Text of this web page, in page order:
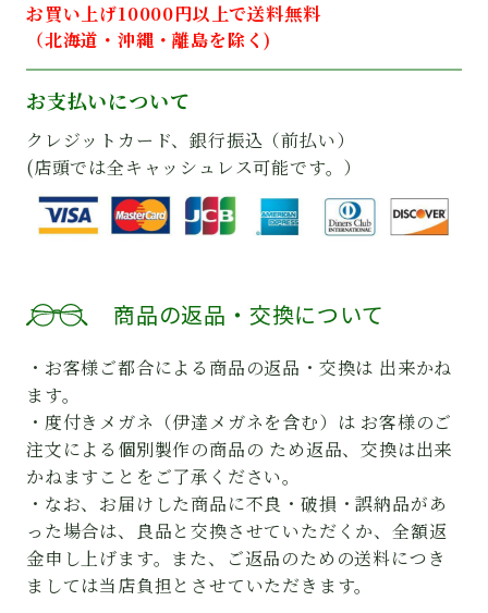
お買い上げ10000円以上で送料無料
（北海道・沖縄・離島を除く)
お支払いについて
クレジットカード、銀行振込（前払い）
(店頭では全キャッシュレス可能です。）
商品の返品・交換について
・お客様ご都合による商品の返品・交換は 出来かね
ます。
・度付きメガネ（伊達メガネを含む）は お客様のご
注文による個別製作の商品の ため返品、交換は出来
かねますことをご了承ください。
・なお、お届けした商品に不良・破損・誤納品があ
った場合は、良品と交換させていただくか、全額返
金申し上げます。また、ご返品のための送料につき
ましては当店負担とさせていただきます。